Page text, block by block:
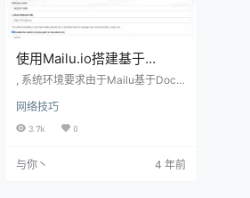
使用Mailu.io搭建基于
Docker的域名邮箱
, 系统环境要求由于Mailu基于Dock
发行版上安装使用。安装前，请确
保您的服务器有2 GB的内存，并拥
的。您可以在您的VPS上执行下面
网络技巧
3.7k 0
与你丶 4 年前